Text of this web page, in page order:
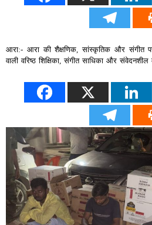
आरा:- आरा की शैक्षणिक, सांस्कृतिक और संगीत
वाली वरिष्ठ शिक्षिका, संगीत साधिका और संवेदनशील